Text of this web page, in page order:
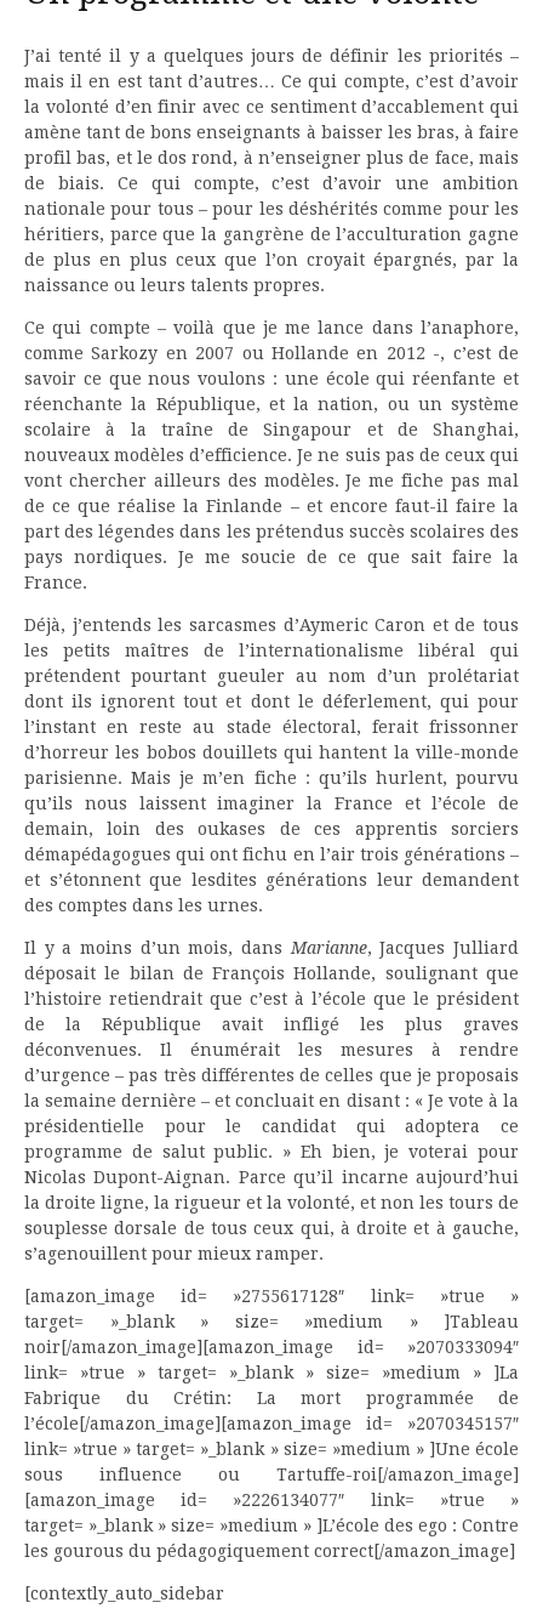
J’ai tenté il y a quelques jours de définir les priorités –
mais il en est tant d’autres… Ce qui compte, c’est d’avoir
la volonté d’en finir avec ce sentiment d’accablement qui
amène tant de bons enseignants à baisser les bras, à faire
profil bas, et le dos rond, à n’enseigner plus de face, mais
de biais. Ce qui compte, c’est d’avoir une ambition
nationale pour tous – pour les déshérités comme pour les
héritiers, parce que la gangrène de l’acculturation gagne
de plus en plus ceux que l’on croyait épargnés, par la
naissance ou leurs talents propres.
Ce qui compte – voilà que je me lance dans l’anaphore,
comme Sarkozy en 2007 ou Hollande en 2012 -, c’est de
savoir ce que nous voulons : une école qui réenfante et
réenchante la République, et la nation, ou un système
scolaire à la traîne de Singapour et de Shanghai,
nouveaux modèles d’efficience. Je ne suis pas de ceux qui
vont chercher ailleurs des modèles. Je me fiche pas mal
de ce que réalise la Finlande – et encore faut-il faire la
part des légendes dans les prétendus succès scolaires des
pays nordiques. Je me soucie de ce que sait faire la
France.
Déjà, j’entends les sarcasmes d’Aymeric Caron et de tous
les petits maîtres de l’internationalisme libéral qui
prétendent pourtant gueuler au nom d’un prolétariat
dont ils ignorent tout et dont le déferlement, qui pour
l’instant en reste au stade électoral, ferait frissonner
d’horreur les bobos douillets qui hantent la ville-monde
parisienne. Mais je m’en fiche : qu’ils hurlent, pourvu
qu’ils nous laissent imaginer la France et l’école de
demain, loin des oukases de ces apprentis sorciers
démapédagogues qui ont fichu en l’air trois générations –
et s’étonnent que lesdites générations leur demandent
des comptes dans les urnes.
Il y a moins d’un mois, dans Marianne, Jacques Julliard
déposait le bilan de François Hollande, soulignant que
l’histoire retiendrait que c’est à l’école que le président
de la République avait infligé les plus graves
déconvenues. Il énumérait les mesures à rendre
d’urgence – pas très différentes de celles que je proposais
la semaine dernière – et concluait en disant : « Je vote à la
présidentielle pour le candidat qui adoptera ce
programme de salut public. » Eh bien, je voterai pour
Nicolas Dupont-Aignan. Parce qu’il incarne aujourd’hui
la droite ligne, la rigueur et la volonté, et non les tours de
souplesse dorsale de tous ceux qui, à droite et à gauche,
s’agenouillent pour mieux ramper.
[amazon_image id= »2755617128″ link= »true »
target= »_blank » size= »medium » ]Tableau
noir[/amazon_image][amazon_image id= »2070333094″
link= »true » target= »_blank » size= »medium » ]La
Fabrique du Crétin: La mort programmée de
l’école[/amazon_image][amazon_image id= »2070345157″
link= »true » target= »_blank » size= »medium » ]Une école
sous influence ou Tartuffe-roi[/amazon_image]
[amazon_image id= »2226134077″ link= »true »
target= »_blank » size= »medium » ]L’école des ego : Contre
les gourous du pédagogiquement correct[/amazon_image]
[contextly_auto_sidebar